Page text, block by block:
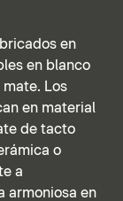
en
en blanco
Los
en material
de tacto
o
a
armoniosa en